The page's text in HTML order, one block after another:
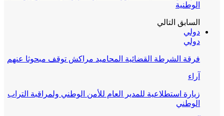
الوطنية
السابق التالي
دولي
دولي
فرقة الشرطة القضائية المحاميد مراكش توقف مبحوثا عنهم
آراء
زيارة استطلاعية للمدير العام للأمن الوطني ولمراقبة التراب
الوطني